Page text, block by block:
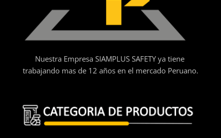
Nuestra Empresa SIAMPLUS SAFETY ya tiene
trabajando mas de 12 años en el mercado Peruano.